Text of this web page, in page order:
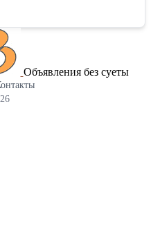
Ознакомиться с
Объявления без суеты